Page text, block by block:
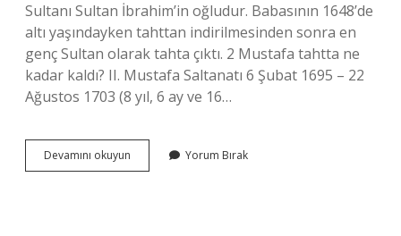
Sultanı Sultan İbrahim’in oğludur. Babasının 1648’de
altı yaşındayken tahttan indirilmesinden sonra en
genç Sultan olarak tahta çıktı. 2 Mustafa tahtta ne
kadar kaldı? II. Mustafa Saltanatı 6 Şubat 1695 – 22
Ağustos 1703 (8 yıl, 6 ay ve 16…
Devamını okuyun Osmanlı
Devletinde
Yorum Bırak